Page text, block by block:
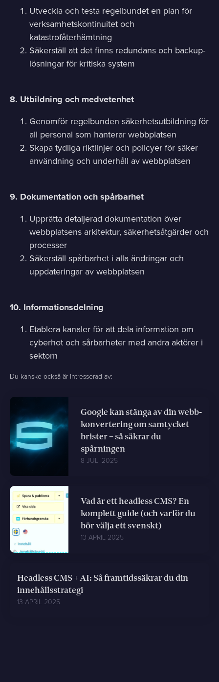
Utveckla och testa regelbundet en plan för
verksamhetskontinuitet och
katastrofåterhämtning
Säkerställ att det finns redundans och backup-
lösningar för kritiska system
8. Utbildning och medvetenhet
Genomför regelbunden säkerhetsutbildning för
all personal som hanterar webbplatsen
Skapa tydliga riktlinjer och policyer för säker
användning och underhåll av webbplatsen
9. Dokumentation och spårbarhet
Upprätta detaljerad dokumentation över
webbplatsens arkitektur, säkerhetsåtgärder och
processer
Säkerställ spårbarhet i alla ändringar och
uppdateringar av webbplatsen
10. Informationsdelning
Etablera kanaler för att dela information om
cyberhot och sårbarheter med andra aktörer i
sektorn
Du kanske också är intresserad av:
Google kan stänga av din webb-
konvertering om samtycket
brister – så säkrar du
spårningen
8 JULI 2025
Vad är ett headless CMS? En
komplett guide (och varför du
bör välja ett svenskt)
13 APRIL 2025
Headless CMS + AI: Så framtidssäkrar du din
innehållsstrategi
13 APRIL 2025